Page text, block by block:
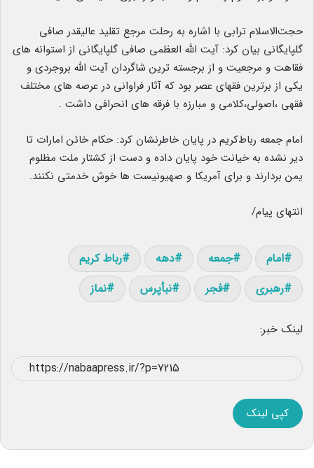
حجت‌الاسلام ترابی با اشاره به رحلت مرجع تقلید عالیقدر صافی
گلپایگانی بیان کرد: آیت الله العظمی صافی گلپایگانی از استوانه های
فقاهت و مرجعیت و از برجسته ترین شاگردان آیت الله بروجردی و
یکی از برترین فقهای عصر بود که آثار فراوانی در عرصه های مختلف
فقهی ،اصولی،کلامی و مبارزه با فرقه های انحرافی داشت .
امام جمعه رباط‌کریم در پایان خاطرنشان کرد: حکام خائن امارات تا
دیر نشده به خیانت خود پایان داده و دست از کشتار ملت مظلوم
یمن بردارند و برای آمریکا و صهیونیست ها خوش خدمتی نکنند.
انتهای پیام/
امام جمعه دهه
رباط کریم
رهبری
فجر نبأپرس نماز
لینک خبر:
کپی لینک